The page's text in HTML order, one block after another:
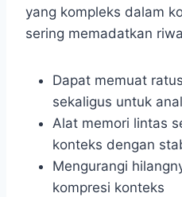
yang kompleks dalam
sering memadatkan
Dapat memuat
sekaligus untuk
Alat memori lintas
konteks dengan
Mengurangi
kompresi konteks